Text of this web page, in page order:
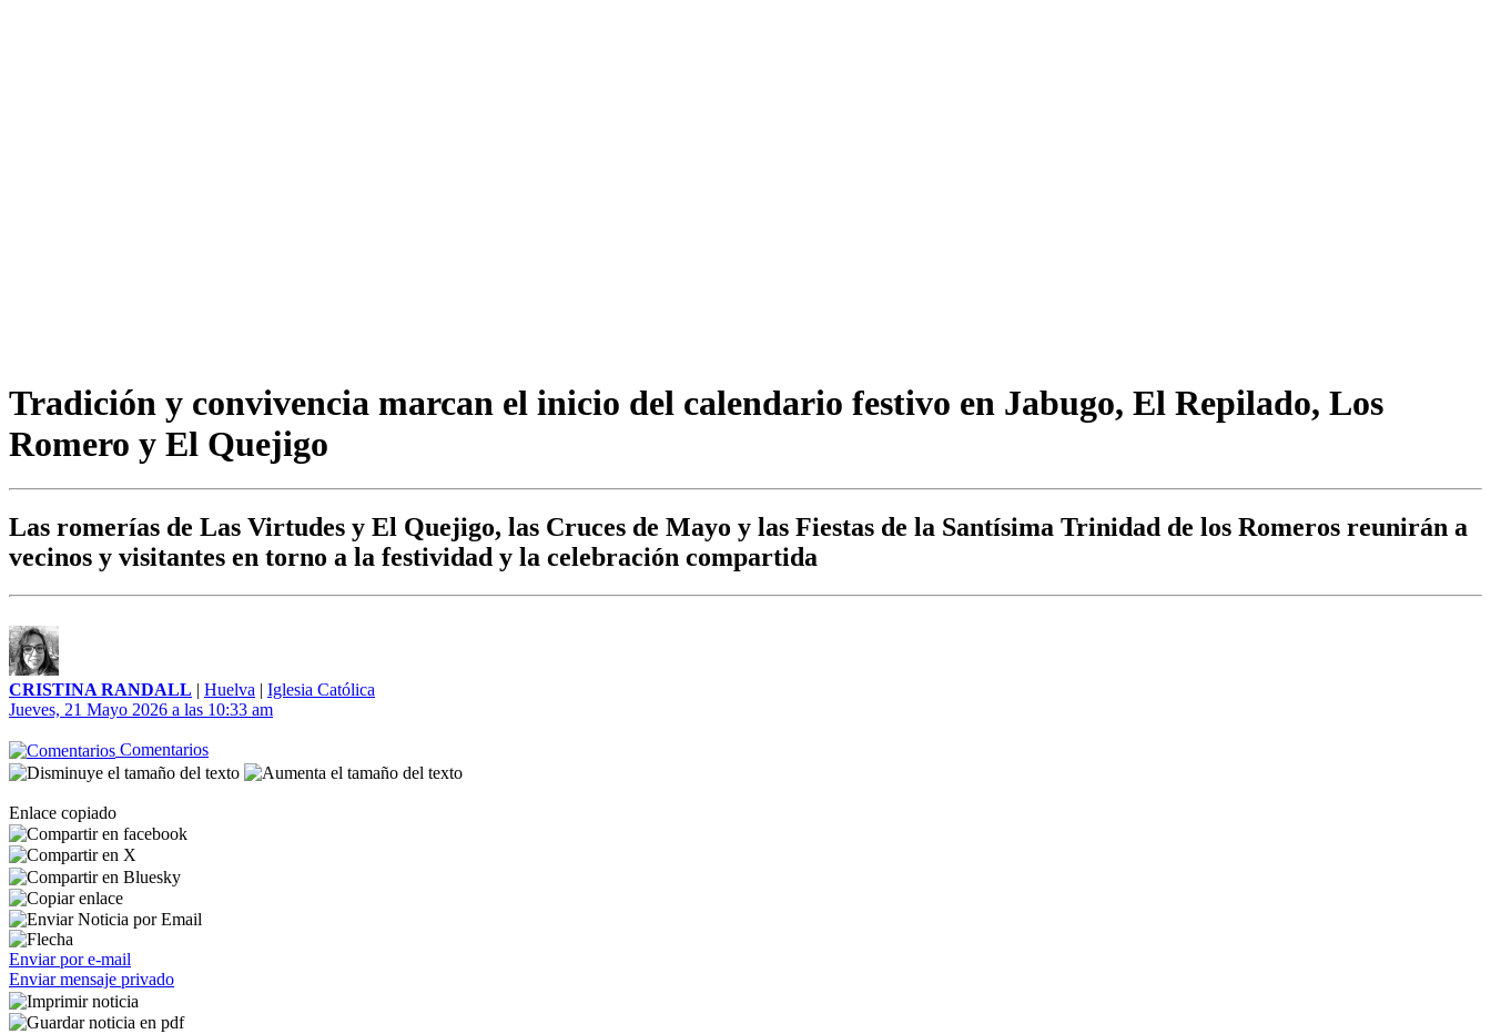
Tradición y convivencia marcan el inicio del calendario festivo en Jabugo, El Repilado, Los
Romero y El Quejigo
Las romerías de Las Virtudes y El Quejigo, las Cruces de Mayo y las Fiestas de la Santísima Trinidad de los Romeros reunirán a
vecinos y visitantes en torno a la festividad y la celebración compartida
CRISTINA RANDALL | Huelva | Iglesia Católica
Jueves, 21 Mayo 2026 a las 10:33 am
Comentarios
Enlace copiado
Enviar por e-mail
Enviar mensaje privado